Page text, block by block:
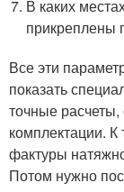
В каких
прикреплены
Все эти
показать
точные
комплектации.
фактуры
Потом нужно